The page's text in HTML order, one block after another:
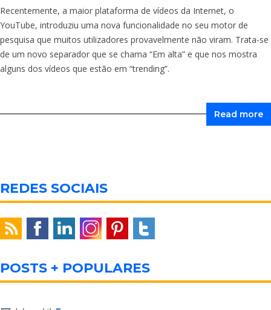
Recentemente, a maior plataforma de vídeos da Internet, o
YouTube, introduziu uma nova funcionalidade no seu motor de
pesquisa que muitos utilizadores provavelmente não viram. Trata-se
de um novo separador que se chama “Em alta” e que nos mostra
alguns dos vídeos que estão em “trending”.
Read more
REDES SOCIAIS
POSTS + POPULARES